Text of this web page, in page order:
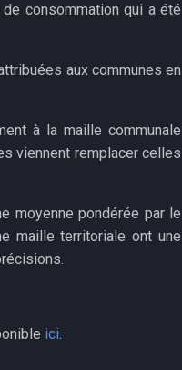
consommation qui a été
aux communes en
à la maille communale
viennent remplacer celles
moyenne pondérée par le
maille territoriale ont une
ici.